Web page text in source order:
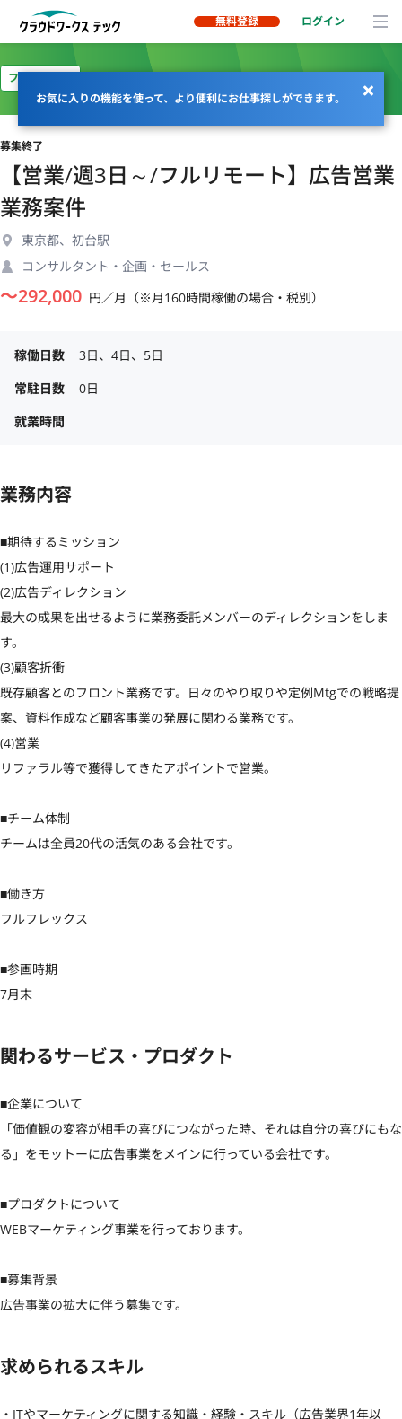
無料登録 ログイン
お気に入りの機能を使って、より便利にお仕事探しができます。
フルリモート
募集終了
【営業/週3日～/フルリモート】広告営業
業務案件
東京都、初台駅
コンサルタント・企画・セールス
〜292,000 円／月（※月160時間稼働の場合・税別）
稼働日数
3日、4日、5日
常駐日数
0日
就業時間
業務内容
■期待するミッション
(1)広告運用サポート
(2)広告ディレクション
最大の成果を出せるように業務委託メンバーのディレクションをしま
す。
(3)顧客折衝
既存顧客とのフロント業務です。日々のやり取りや定例Mtgでの戦略提
案、資料作成など顧客事業の発展に関わる業務です。
(4)営業
リファラル等で獲得してきたアポイントで営業。
■チーム体制
チームは全員20代の活気のある会社です。
■働き方
フルフレックス
■参画時期
7月末
関わるサービス・プロダクト
■企業について
「価値観の変容が相手の喜びにつながった時、それは自分の喜びにもな
る」をモットーに広告事業をメインに行っている会社です。
■プロダクトについて
WEBマーケティング事業を行っております。
■募集背景
広告事業の拡大に伴う募集です。
求められるスキル
・ITやマーケティングに関する知識・経験・スキル（広告業界1年以